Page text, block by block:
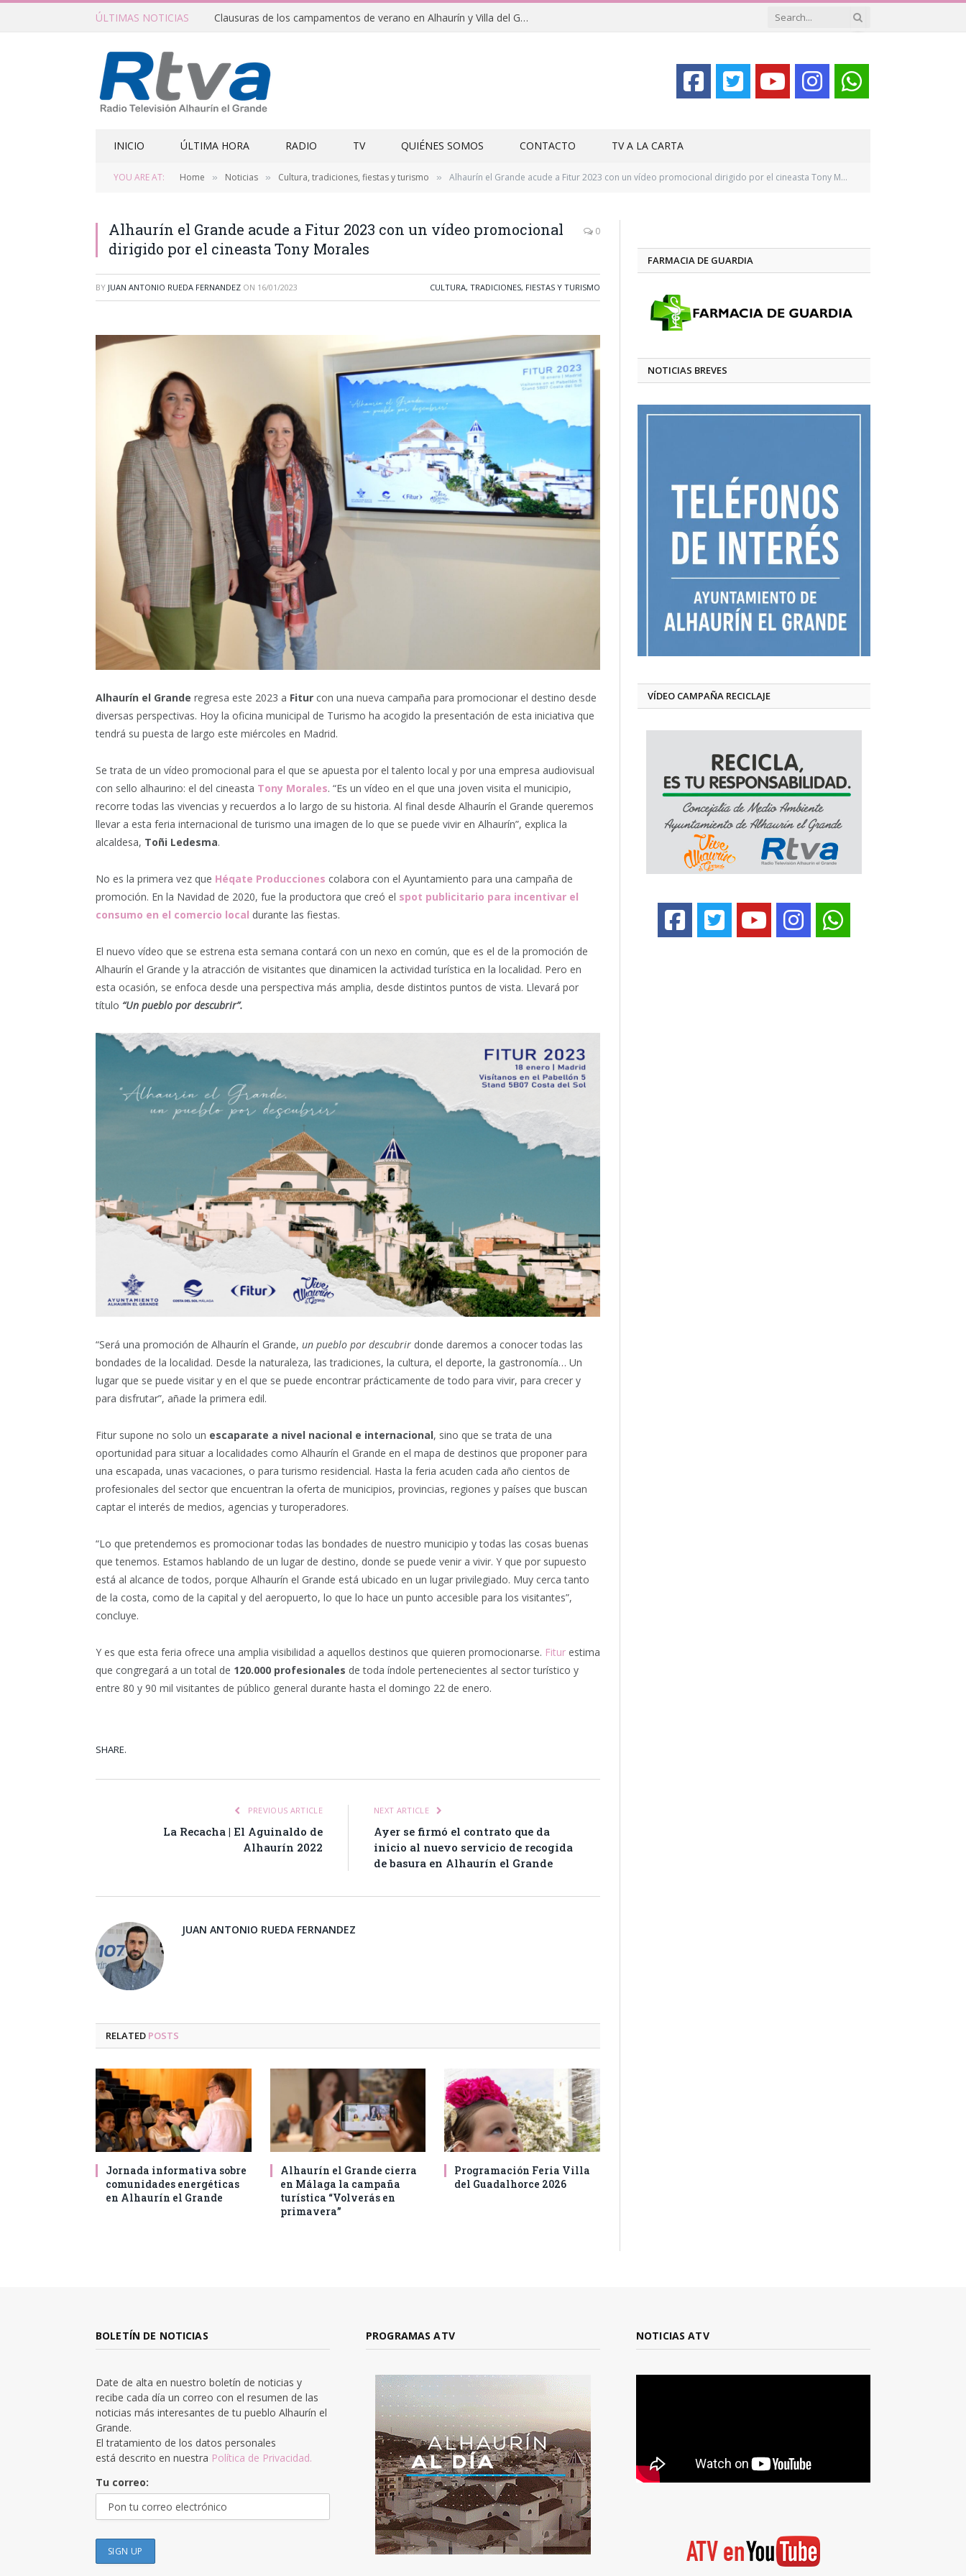
ÚLTIMAS NOTICIAS Clausuras de los campamentos de verano en Alhaurín y Villa del Guadalhorce 2026
INICIO ÚLTIMA HORA RADIO TV QUIÉNES SOMOS CONTACTO TV A LA CARTA
YOU ARE AT: Home » Noticias » Cultura, tradiciones, fiestas y turismo » Alhaurín el Grande acude a Fitur 2023 con un vídeo promocional dirigido por el cineasta Tony Morales
Alhaurín el Grande acude a Fitur 2023 con un vídeo promocional
dirigido por el cineasta Tony Morales
0
BY JUAN ANTONIO RUEDA FERNANDEZ ON 16/01/2023 CULTURA, TRADICIONES, FIESTAS Y TURISMO
Alhaurín el Grande regresa este 2023 a Fitur con una nueva campaña para promocionar el destino desde
diversas perspectivas. Hoy la oficina municipal de Turismo ha acogido la presentación de esta iniciativa que
tendrá su puesta de largo este miércoles en Madrid.
Se trata de un vídeo promocional para el que se apuesta por el talento local y por una empresa audiovisual
con sello alhaurino: el del cineasta Tony Morales. “Es un vídeo en el que una joven visita el municipio,
recorre todas las vivencias y recuerdos a lo largo de su historia. Al final desde Alhaurín el Grande queremos
llevar a esta feria internacional de turismo una imagen de lo que se puede vivir en Alhaurín”, explica la
alcaldesa, Toñi Ledesma.
No es la primera vez que Héqate Producciones colabora con el Ayuntamiento para una campaña de
promoción. En la Navidad de 2020, fue la productora que creó el spot publicitario para incentivar el
consumo en el comercio local durante las fiestas.
El nuevo vídeo que se estrena esta semana contará con un nexo en común, que es el de la promoción de
Alhaurín el Grande y la atracción de visitantes que dinamicen la actividad turística en la localidad. Pero en
esta ocasión, se enfoca desde una perspectiva más amplia, desde distintos puntos de vista. Llevará por
título “Un pueblo por descubrir”.
“Será una promoción de Alhaurín el Grande, un pueblo por descubrir donde daremos a conocer todas las
bondades de la localidad. Desde la naturaleza, las tradiciones, la cultura, el deporte, la gastronomía… Un
lugar que se puede visitar y en el que se puede encontrar prácticamente de todo para vivir, para crecer y
para disfrutar”, añade la primera edil.
Fitur supone no solo un escaparate a nivel nacional e internacional, sino que se trata de una
oportunidad para situar a localidades como Alhaurín el Grande en el mapa de destinos que proponer para
una escapada, unas vacaciones, o para turismo residencial. Hasta la feria acuden cada año cientos de
profesionales del sector que encuentran la oferta de municipios, provincias, regiones y países que buscan
captar el interés de medios, agencias y turoperadores.
“Lo que pretendemos es promocionar todas las bondades de nuestro municipio y todas las cosas buenas
que tenemos. Estamos hablando de un lugar de destino, donde se puede venir a vivir. Y que por supuesto
está al alcance de todos, porque Alhaurín el Grande está ubicado en un lugar privilegiado. Muy cerca tanto
de la costa, como de la capital y del aeropuerto, lo que lo hace un punto accesible para los visitantes”,
concluye.
Y es que esta feria ofrece una amplia visibilidad a aquellos destinos que quieren promocionarse. Fitur estima
que congregará a un total de 120.000 profesionales de toda índole pertenecientes al sector turístico y
entre 80 y 90 mil visitantes de público general durante hasta el domingo 22 de enero.
SHARE.
PREVIOUS ARTICLE
La Recacha | El Aguinaldo de
Alhaurín 2022
NEXT ARTICLE
Ayer se firmó el contrato que da
inicio al nuevo servicio de recogida
de basura en Alhaurín el Grande
JUAN ANTONIO RUEDA FERNANDEZ
RELATED POSTS
Jornada informativa sobre
comunidades energéticas
en Alhaurín el Grande
Alhaurín el Grande cierra
en Málaga la campaña
turística “Volverás en
primavera”
Programación Feria Villa
del Guadalhorce 2026
FARMACIA DE GUARDIA
NOTICIAS BREVES
VÍDEO CAMPAÑA RECICLAJE
BOLETÍN DE NOTICIAS
Date de alta en nuestro boletín de noticias y
recibe cada día un correo con el resumen de las
noticias más interesantes de tu pueblo Alhaurín el
Grande.
El tratamiento de los datos personales
está descrito en nuestra Política de Privacidad.
Tu correo:
PROGRAMAS ATV NOTICIAS ATV